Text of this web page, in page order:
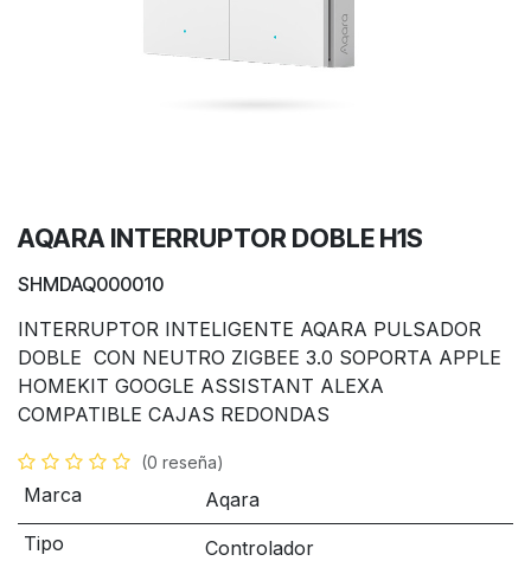
AQARA INTERRUPTOR DOBLE H1S
SHMDAQ000010
INTERRUPTOR INTELIGENTE AQARA PULSADOR
DOBLE CON NEUTRO ZIGBEE 3.0 SOPORTA APPLE
HOMEKIT GOOGLE ASSISTANT ALEXA
COMPATIBLE CAJAS REDONDAS
(0 reseña)
Marca
Aqara
Tipo
Controlador